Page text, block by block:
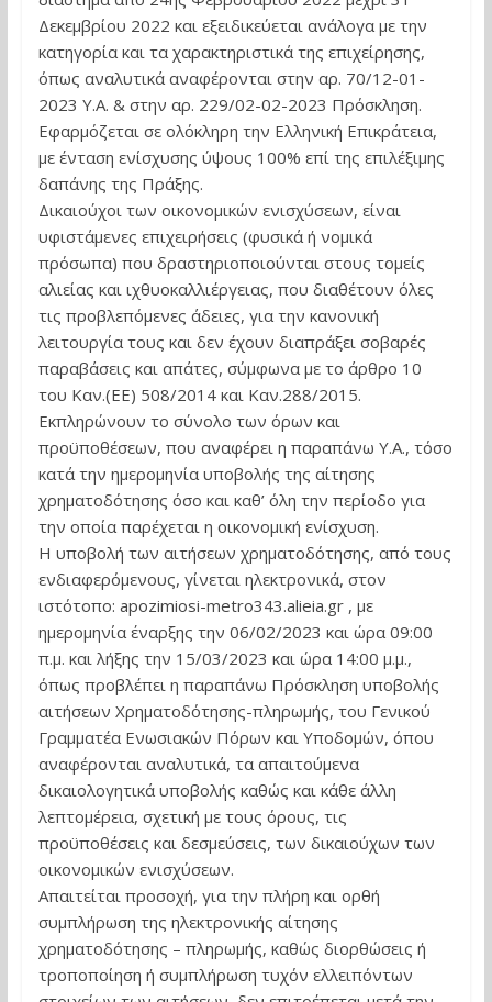
Δεκεμβρίου 2022 και εξειδικεύεται ανάλογα με την
κατηγορία και τα χαρακτηριστικά της επιχείρησης,
όπως αναλυτικά αναφέρονται στην αρ. 70/12-01-
2023 Υ.Α. & στην αρ. 229/02-02-2023 Πρόσκληση.
Εφαρμόζεται σε ολόκληρη την Ελληνική Επικράτεια,
με ένταση ενίσχυσης ύψους 100% επί της επιλέξιμης
δαπάνης της Πράξης.
Δικαιούχοι των οικονομικών ενισχύσεων, είναι
υφιστάμενες επιχειρήσεις (φυσικά ή νομικά
πρόσωπα) που δραστηριοποιούνται στους τομείς
αλιείας και ιχθυοκαλλιέργειας, που διαθέτουν όλες
τις προβλεπόμενες άδειες, για την κανονική
λειτουργία τους και δεν έχουν διαπράξει σοβαρές
παραβάσεις και απάτες, σύμφωνα με το άρθρο 10
του Καν.(ΕΕ) 508/2014 και Καν.288/2015.
Εκπληρώνουν το σύνολο των όρων και
προϋποθέσεων, που αναφέρει η παραπάνω Υ.Α., τόσο
κατά την ημερομηνία υποβολής της αίτησης
χρηματοδότησης όσο και καθ’ όλη την περίοδο για
την οποία παρέχεται η οικονομική ενίσχυση.
Η υποβολή των αιτήσεων χρηματοδότησης, από τους
ενδιαφερόμενους, γίνεται ηλεκτρονικά, στον
ιστότοπο: apozimiosi-metro343.alieia.gr , με
ημερομηνία έναρξης την 06/02/2023 και ώρα 09:00
π.μ. και λήξης την 15/03/2023 και ώρα 14:00 μ.μ.,
όπως προβλέπει η παραπάνω Πρόσκληση υποβολής
αιτήσεων Χρηματοδότησης-πληρωμής, του Γενικού
Γραμματέα Ενωσιακών Πόρων και Υποδομών, όπου
αναφέρονται αναλυτικά, τα απαιτούμενα
δικαιολογητικά υποβολής καθώς και κάθε άλλη
λεπτομέρεια, σχετική με τους όρους, τις
προϋποθέσεις και δεσμεύσεις, των δικαιούχων των
οικονομικών ενισχύσεων.
Απαιτείται προσοχή, για την πλήρη και ορθή
συμπλήρωση της ηλεκτρονικής αίτησης
χρηματοδότησης – πληρωμής, καθώς διορθώσεις ή
τροποποίηση ή συμπλήρωση τυχόν ελλειπόντων